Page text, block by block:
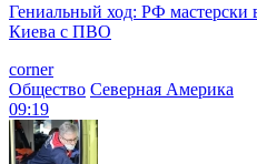
Гениальный ход: РФ мастерски
Киева с ПВО
corner
Общество Северная Америка
09:19